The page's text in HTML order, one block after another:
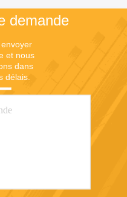
demande
et nous
dans
délais.